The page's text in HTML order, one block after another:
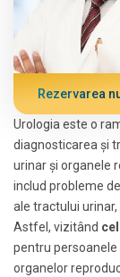
Rezervarea
Urologia este o
diagnosticarea și
urinar și organele
includ probleme
ale tractului
Astfel, vizitând
pentru persoanele
organelor